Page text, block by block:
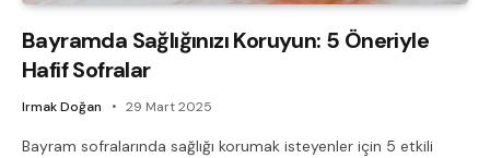
Bayramda Sağlığınızı Koruyun: 5 Öneriyle
Hafif Sofralar
Irmak Doğan 29 Mart 2025
Bayram sofralarında sağlığı korumak isteyenler için 5 etkili